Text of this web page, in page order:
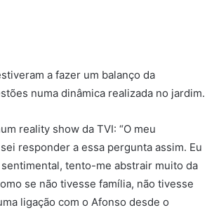
a fazer um balanço da
numa dinâmica realizada no jardim.
reality show da TVI: “O meu
responder a essa pergunta assim. Eu
tento-me abstrair muito da
se não tivesse família, não tivesse
ligação com o Afonso desde o